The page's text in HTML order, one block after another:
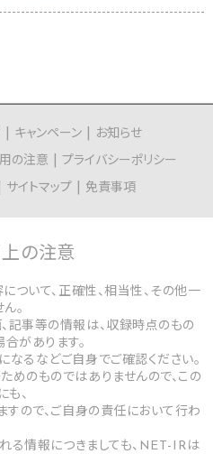
キャンペーン
お知らせ
の注意
プライバシーポリシー
サイトマップ 免責事項
の注意
ついて、正確性、相当性、その他一
。
記事等の情報は、収録時点のもの
合があります。
るなどご自身でご確認ください。
めのものではありませんので、この
、
ので、ご自身の責任において行わ
る情報につきましても、NET-IRは